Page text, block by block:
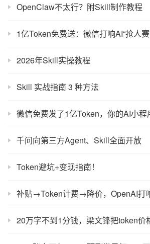
OpenClaw不太行？附Skill制作教程
1亿Token免费送：微信打响AI“抢人赛
2026年Skill实操教程
Skill 实战指南 3 种方法
微信免费发了1亿Token，你的AI小程
千问向第三方Agent、Skill全面开放
Token避坑+变现指南！
20万字不到1分钱，梁文锋把token价